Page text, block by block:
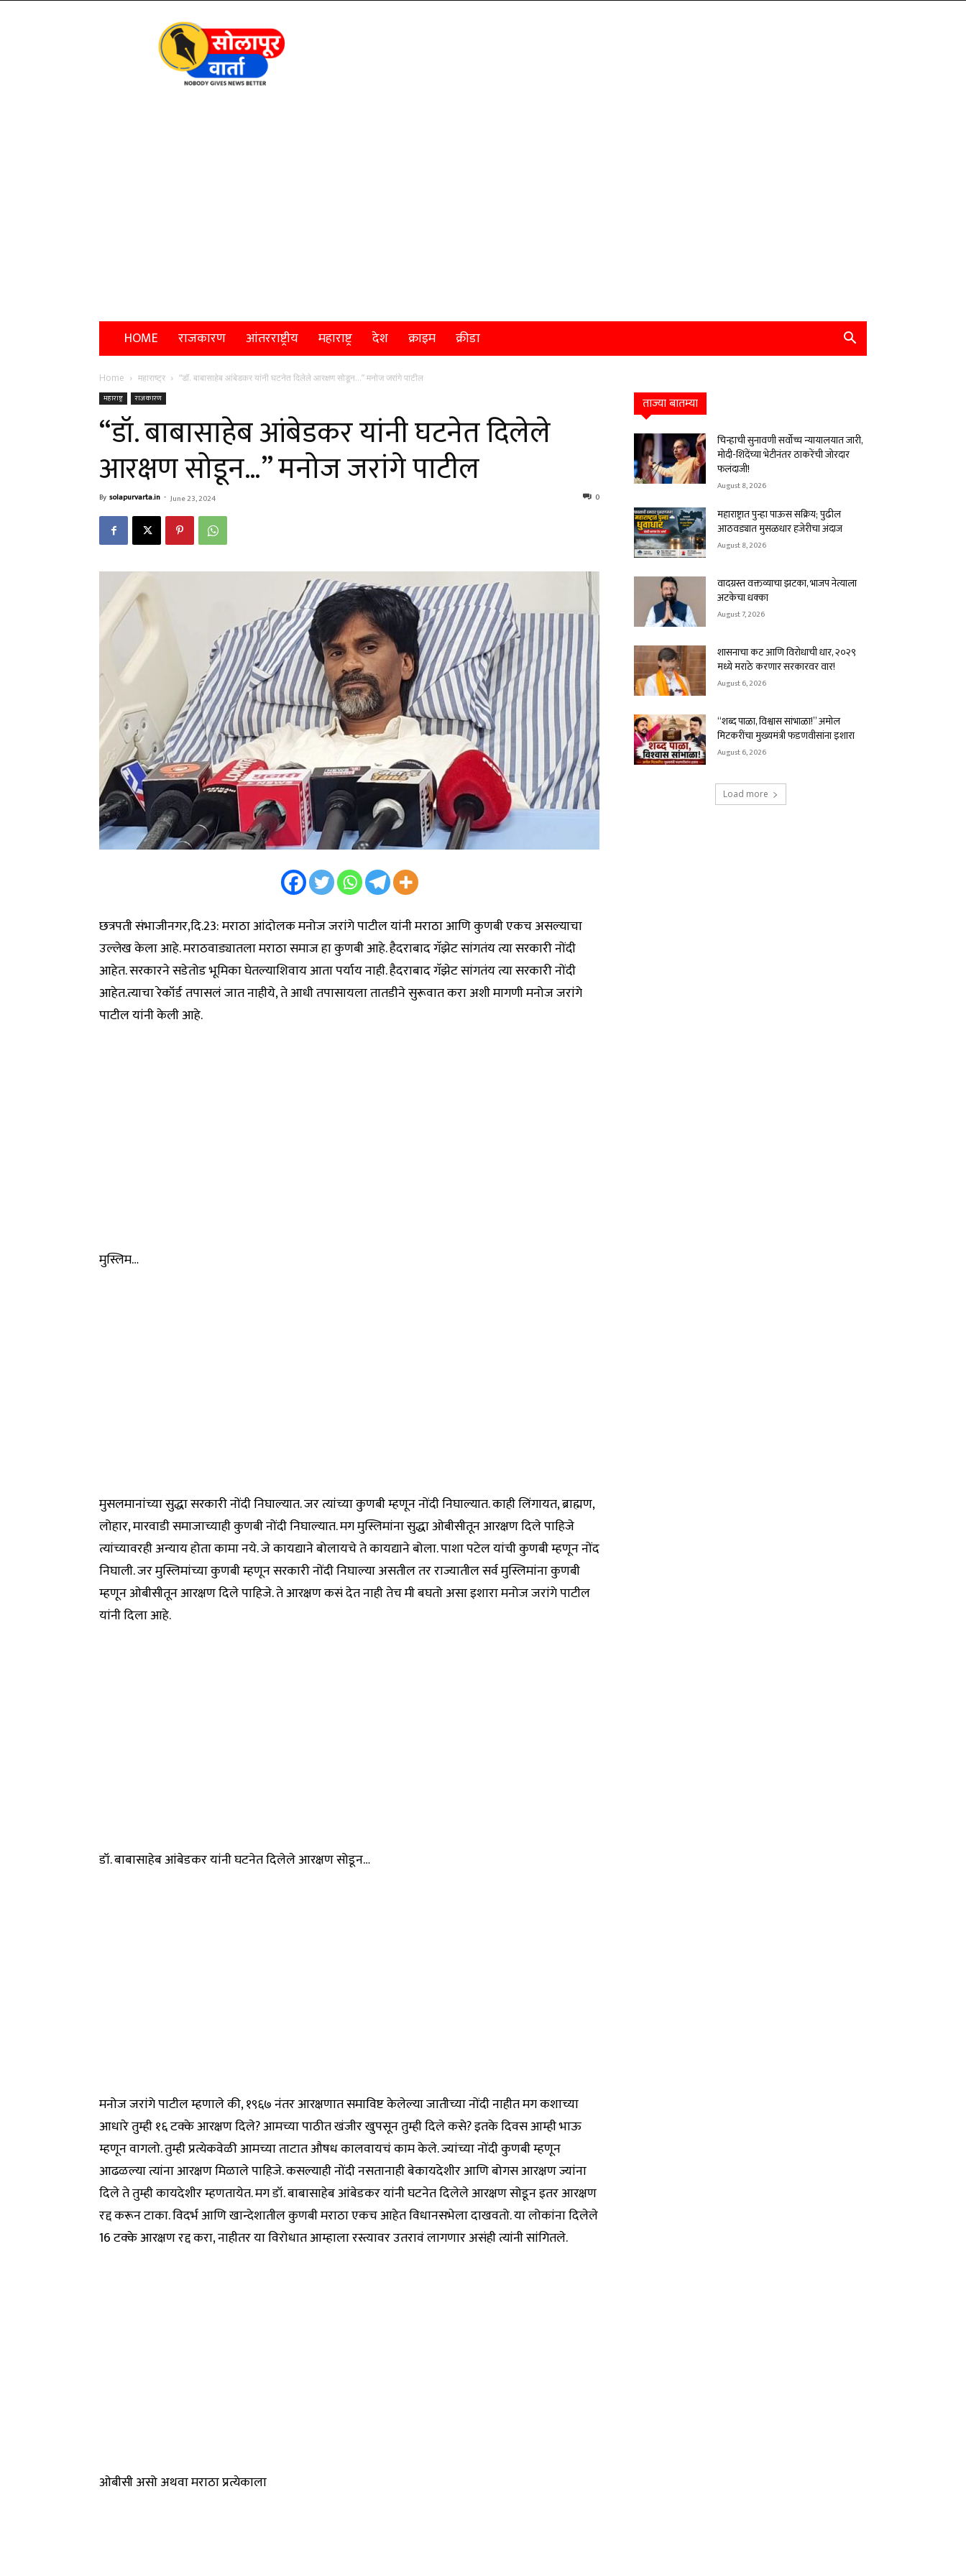
Solapur
Varta
HOME राजकारण आंतरराष्ट्रीय महाराष्ट्र देश क्राइम क्रीडा
Home महाराष्ट्र “डॉ. बाबासाहेब आंबेडकर यांनी घटनेत दिलेले आरक्षण सोडून…” मनोज जरांगे पाटील
महाराष्ट्र राजकारण
“डॉ. बाबासाहेब आंबेडकर यांनी घटनेत दिलेले
आरक्षण सोडून…” मनोज जरांगे पाटील
By solapurvarta.in - June 23, 2024 0
छत्रपती संभाजीनगर,दि.23: मराठा आंदोलक मनोज जरांगे पाटील यांनी मराठा आणि कुणबी एकच असल्याचा
उल्लेख केला आहे. मराठवाड्यातला मराठा समाज हा कुणबी आहे. हैदराबाद गॅझेट सांगतंय त्या सरकारी नोंदी
आहेत. सरकारने सडेतोड भूमिका घेतल्याशिवाय आता पर्याय नाही. हैदराबाद गॅझेट सांगतंय त्या सरकारी नोंदी
आहेत.त्याचा रेकॉर्ड तपासलं जात नाहीये, ते आधी तपासायला तातडीने सुरूवात करा अशी मागणी मनोज जरांगे
पाटील यांनी केली आहे.
मुस्लिम…
मुसलमानांच्या सुद्धा सरकारी नोंदी निघाल्यात. जर त्यांच्या कुणबी म्हणून नोंदी निघाल्यात. काही लिंगायत, ब्राह्मण,
लोहार, मारवाडी समाजाच्याही कुणबी नोंदी निघाल्यात. मग मुस्लिमांना सुद्धा ओबीसीतून आरक्षण दिले पाहिजे
त्यांच्यावरही अन्याय होता कामा नये. जे कायद्याने बोलायचे ते कायद्याने बोला. पाशा पटेल यांची कुणबी म्हणून नोंद
निघाली. जर मुस्लिमांच्या कुणबी म्हणून सरकारी नोंदी निघाल्या असतील तर राज्यातील सर्व मुस्लिमांना कुणबी
म्हणून ओबीसीतून आरक्षण दिले पाहिजे. ते आरक्षण कसं देत नाही तेच मी बघतो असा इशारा मनोज जरांगे पाटील
यांनी दिला आहे.
डॉ. बाबासाहेब आंबेडकर यांनी घटनेत दिलेले आरक्षण सोडून…
मनोज जरांगे पाटील म्हणाले की, १९६७ नंतर आरक्षणात समाविष्ट केलेल्या जातीच्या नोंदी नाहीत मग कशाच्या
आधारे तुम्ही १६ टक्के आरक्षण दिले? आमच्या पाठीत खंजीर खुपसून तुम्ही दिले कसे? इतके दिवस आम्ही भाऊ
म्हणून वागलो. तुम्ही प्रत्येकवेळी आमच्या ताटात औषध कालवायचं काम केले. ज्यांच्या नोंदी कुणबी म्हणून
आढळल्या त्यांना आरक्षण मिळाले पाहिजे. कसल्याही नोंदी नसतानाही बेकायदेशीर आणि बोगस आरक्षण ज्यांना
दिले ते तुम्ही कायदेशीर म्हणतायेत. मग डॉ. बाबासाहेब आंबेडकर यांनी घटनेत दिलेले आरक्षण सोडून इतर आरक्षण
रद्द करून टाका. विदर्भ आणि खान्देशातील कुणबी मराठा एकच आहेत विधानसभेला दाखवतो. या लोकांना दिलेले
16 टक्के आरक्षण रद्द करा, नाहीतर या विरोधात आम्हाला रस्त्यावर उतरावं लागणार असंही त्यांनी सांगितले.
ओबीसी असो अथवा मराठा प्रत्येकाला
ताज्या बातम्या
चिन्हाची सुनावणी सर्वोच्च न्यायालयात जारी,
मोदी-शिंदेंच्या भेटीनंतर ठाकरेंची जोरदार
फलंदाजी!
August 8, 2026
महाराष्ट्रात पुन्हा पाऊस सक्रिय; पुढील
आठवड्यात मुसळधार हजेरीचा अंदाज
August 8, 2026
वादग्रस्त वक्तव्याचा झटका, भाजप नेत्याला
अटकेचा धक्का
August 7, 2026
शासनाचा कट आणि विरोधाची धार, २०२९
मध्ये मराठे करणार सरकारवर वार!
August 6, 2026
“शब्द पाळा, विश्वास सांभाळा!” अमोल
मिटकरींचा मुख्यमंत्री फडणवीसांना इशारा
August 6, 2026
Load more